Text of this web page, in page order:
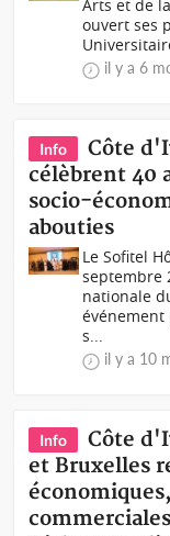
Arts et de
ouvert ses
il y a 6
Info
Côte
célèbrent 40
socio-
abouties
Le Sofitel
septembre
nationale
événement
s...
il y a 10
Info
Côte
et Bruxelles